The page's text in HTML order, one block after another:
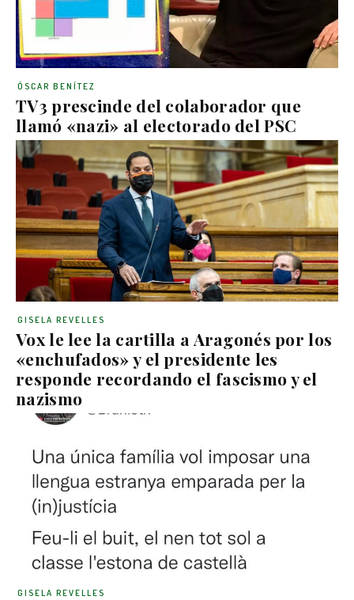
TV3 prescinde del colaborador que
llamó «nazi» al electorado del PSC
ÓSCAR BENÍTEZ
Vox le lee la cartilla a Aragonés por los
«enchufados» y el presidente les
responde recordando el fascismo y el
nazismo
GISELA REVELLES
GISELA REVELLES